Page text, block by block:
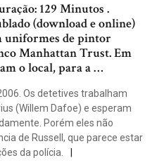
129 Minutos .
(download e online)
uniformes de pintor
Manhattan Trust. Em
o local, para a …
Os detetives trabalham
(Willem Dafoe) e esperam
Porém eles não
de Russell, que parece estar
da polícia.